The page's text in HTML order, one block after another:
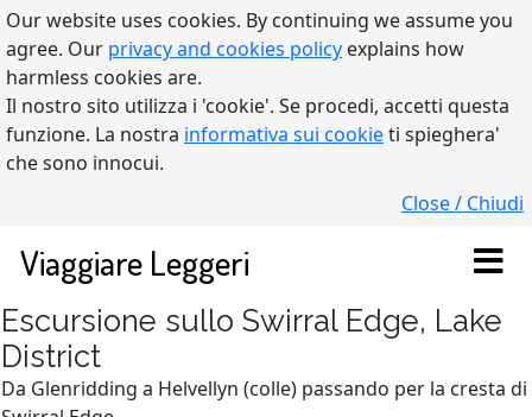
Our website uses cookies. By continuing we assume you
agree. Our privacy and cookies policy explains how
harmless cookies are.
Il nostro sito utilizza i 'cookie'. Se procedi, accetti questa
funzione. La nostra informativa sui cookieti spieghera'
che sono innocui.
Close / Chiudi
Viaggiare Leggeri
Escursione sullo Swirral Edge, Lake
District
Da Glenridding a Helvellyn (colle) passando per la cresta di